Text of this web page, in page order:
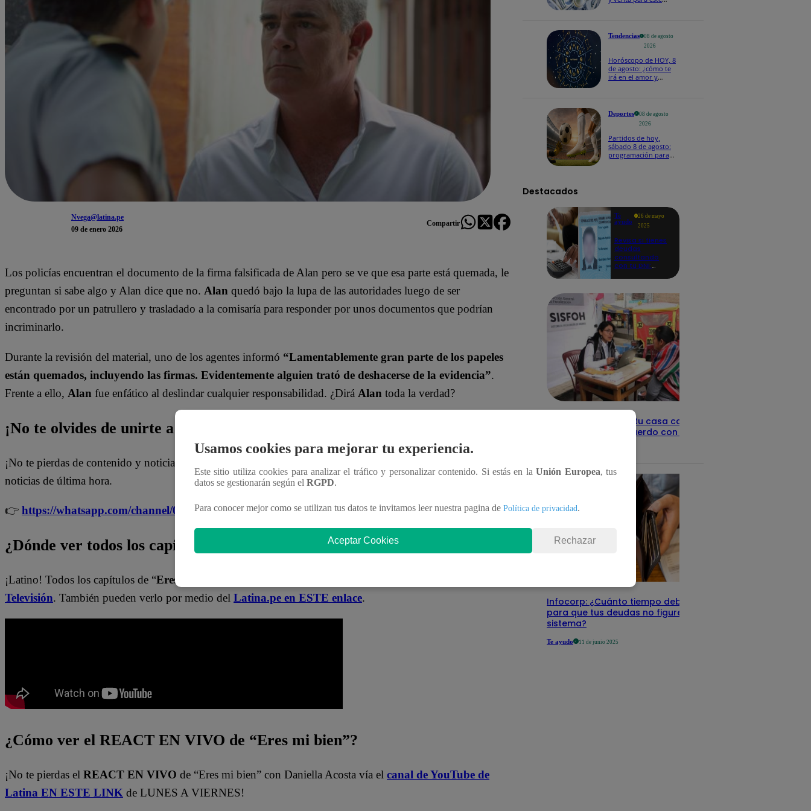
Nvega@latina.pe
09 de enero 2026
Compartir
Los policías encuentran el documento de la firma falsificada de Alan pero se ve que esa parte está quemada, le
preguntan si sabe algo y Alan dice que no. Alan quedó bajo la lupa de las autoridades luego de ser
encontrado por un patrullero y trasladado a la comisaría para responder por unos documentos que podrían
incriminarlo.
Durante la revisión del material, uno de los agentes informó “Lamentablemente gran parte de los papeles
están quemados, incluyendo las firmas. Evidentemente alguien trató de deshacerse de la evidencia”.
Frente a ello, Alan fue enfático al deslindar cualquier responsabilidad. ¿Dirá Alan toda la verdad?
¡No te olvides de unirte a nuestro canal oficial!
¡No te pierdas de contenido y noticias
noticias de última hora.
👉 https://whatsapp.com/channel/0029Va4WPy1FMqraDNgjzM3Q
¿Dónde ver todos los capítulos de “Eres mi bien”?
¡Latino! Todos los capítulos de “Eres mi bien
Televisión. También pueden verlo por medio del Latina.pe en ESTE enlace.
¿Cómo ver el REACT EN VIVO de “Eres mi bien”?
¡No te pierdas el REACT EN VIVO de “Eres mi bien” con Daniella Acosta vía el canal de YouTube de
Latina EN ESTE LINK de LUNES A VIERNES!
Tendencias
08 de agosto
2026
Horóscopo de HOY, 8
de agosto: ¿cómo te
irá en el amor y
Deportes
08 de agosto
2026
Partidos de hoy,
sábado 8 de agosto:
programación para
Destacados
Te
ayudo
26 de mayo
2025
Revisa si tienes
deudas
consultando
con tu DNI:
detalles
Revisa con tu DNI si tu casa califica
como pobre, de acuerdo con el Sisfoh
Infocorp: ¿Cuánto tiempo debe pasar
para que tus deudas no figuren en su
sistema?
Te ayudo 11 de junio 2025
Usamos cookies para mejorar tu experiencia.
Este sitio utiliza cookies para analizar el tráfico y personalizar contenido. Si estás en laUnión Europea, tus
datos se gestionarán según el RGPD.
Para conocer mejor como se utilizan tus datos te invitamos leer nuestra pagina de Política de privacidad.
Aceptar Cookies Rechazar